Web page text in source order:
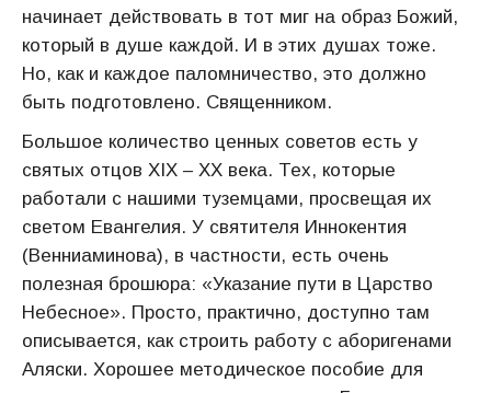
начинает действовать в тот миг на образ Божий,
который в душе каждой. И в этих душах тоже.
Но, как и каждое паломничество, это должно
быть подготовлено. Священником.
Большое количество ценных советов есть у
святых отцов XIX – ХХ века. Тех, которые
работали с нашими туземцами, просвещая их
светом Евангелия. У святителя Иннокентия
(Венниаминова), в частности, есть очень
полезная брошюра: «Указание пути в Царство
Небесное». Просто, практично, доступно там
описывается, как строить работу с аборигенами
Аляски. Хорошее методическое пособие для